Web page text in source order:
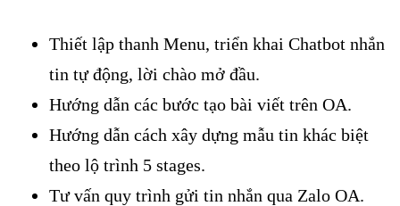
Thiết lập thanh Menu, triển khai Chatbot nhắn
tin tự động, lời chào mở đầu.
Hướng dẫn các bước tạo bài viết trên OA.
Hướng dẫn cách xây dựng mẫu tin khác biệt
theo lộ trình 5 stages.
Tư vấn quy trình gửi tin nhắn qua Zalo OA.